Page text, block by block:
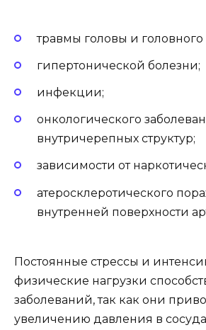
травмы головы и головного
гипертонической болезни;
инфекции;
онкологического
внутричерепных структур;
зависимости от
атеросклеротического
внутренней поверхности
Постоянные стрессы и
физические нагрузки
заболеваний, так как они
увеличению давления в